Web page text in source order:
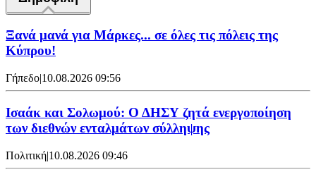
Ξανά μανά για Μάρκες... σε όλες τις πόλεις της
Κύπρου!
Γήπεδο|10.08.2026 09:56
Ισαάκ και Σολωμού: Ο ΔΗΣΥ ζητά ενεργοποίηση
των διεθνών ενταλμάτων σύλληψης
Πολιτική|10.08.2026 09:46